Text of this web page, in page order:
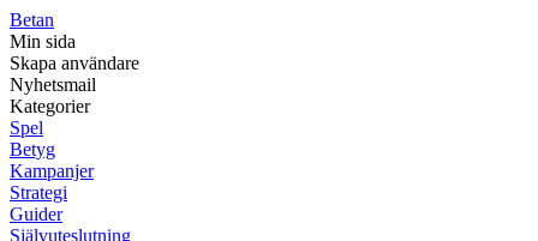
Betan
Min sida
Skapa användare
Nyhetsmail
Kategorier
Spel
Betyg
Kampanjer
Strategi
Guider
Självuteslutning